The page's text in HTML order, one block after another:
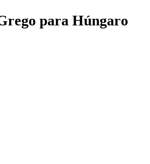
para Húngaro